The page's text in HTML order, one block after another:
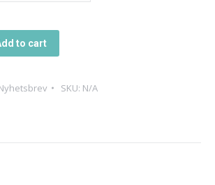
to cart
SKU: N/A